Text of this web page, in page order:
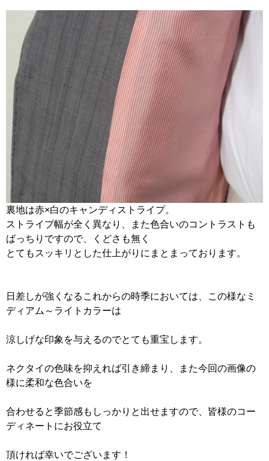
裏地は赤×白のキャンディストライプ。
ストライプ幅が全く異なり、また色合いのコントラストも
ばっちりですので、くどさも無く
とてもスッキリとした仕上がりにまとまっております。
日差しが強くなるこれからの時季においては、この様なミ
ディアム～ライトカラーは
涼しげな印象を与えるのでとても重宝します。
ネクタイの色味を抑えれば引き締まり、また今回の画像の
様に柔和な色合いを
合わせると季節感もしっかりと出せますので、皆様のコー
ディネートにお役立て
頂ければ幸いでございます！